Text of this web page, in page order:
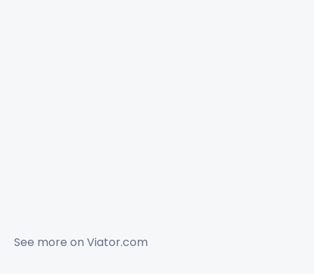
See more on Viator.com